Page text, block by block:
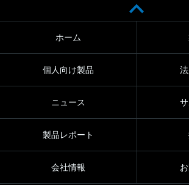
ホーム
個人向け製品
ニュース
製品レポート
会社情報